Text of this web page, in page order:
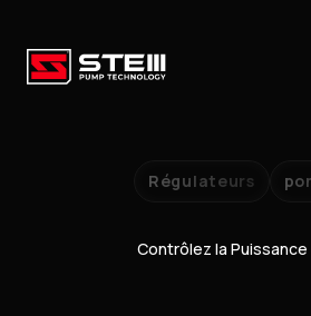
Régulateurs
Contrôlez la Puissance